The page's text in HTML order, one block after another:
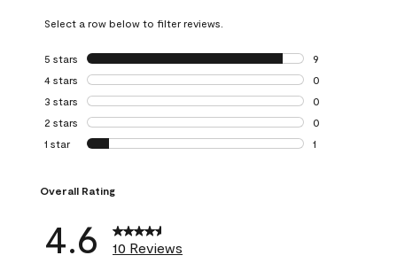
Select a row below to filter reviews.
5 stars stars
9
9 reviews with 5
4 stars stars
0
0 reviews with 4
3 stars stars
0
0 reviews with 3
2 stars stars
0
0 reviews with 2
1 star stars
1
Overall Rating
4.6 10 Reviews